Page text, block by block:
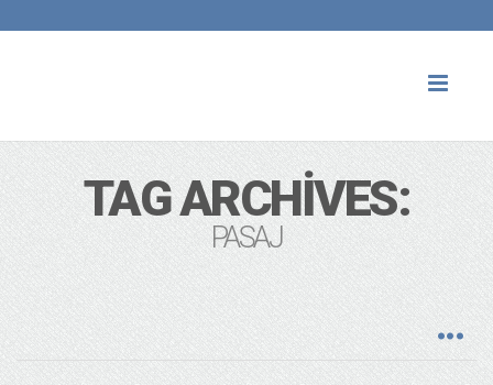
TAG ARCHIVES:
PASAJ